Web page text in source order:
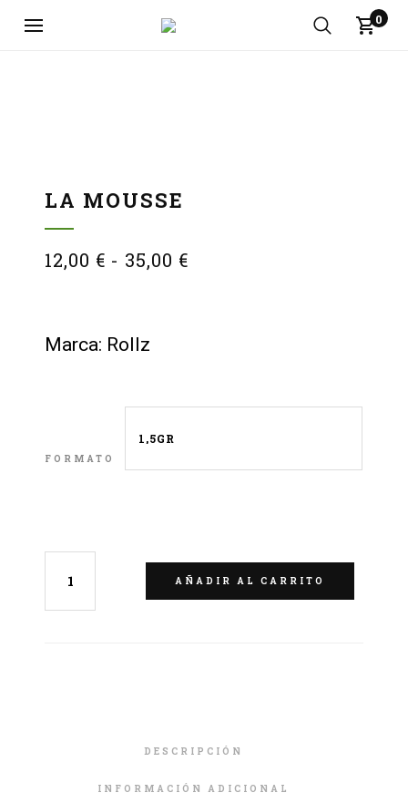
0
LA MOUSSE
12,00 € - 35,00 €
Marca: Rollz
FORMATO
AÑADIR AL CARRITO
DESCRIPCIÓN
INFORMACIÓN ADICIONAL